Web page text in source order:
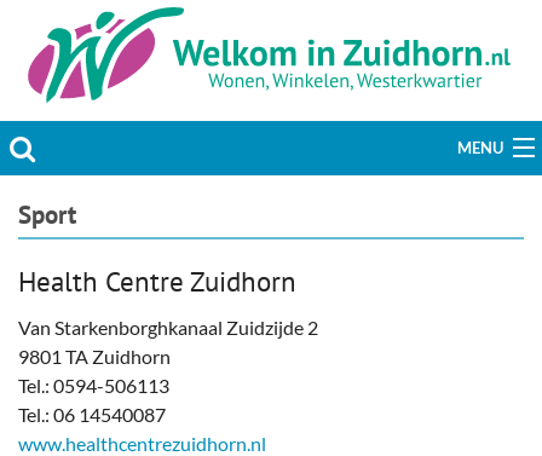
MENU
Actueel
Welzijn & Maatschappij
Bedrijven
Prikbord & Aanbiedingen
Sport
Health Centre Zuidhorn
Van Starkenborghkanaal Zuidzijde 2
9801 TA Zuidhorn
Tel.: 0594-506113
Tel.: 06 14540087
www.healthcentrezuidhorn.nl